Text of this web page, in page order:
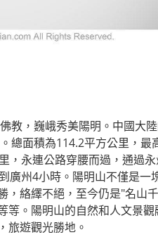
教，巍峨秀美陽明。中國大
總面積為114.2平方公里，
，永連公路穿腰而過，通過
廣州4小時。陽明山不僅是
，絡繹不絕，至今仍是"名山
。陽明山的自然和人文景
旅遊觀光勝地。